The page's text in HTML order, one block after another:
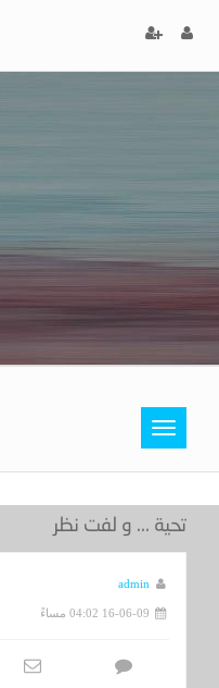
Toggle
navigation
تحية ... و لفت نظر
admin
16-06-09 04:02 مساءً